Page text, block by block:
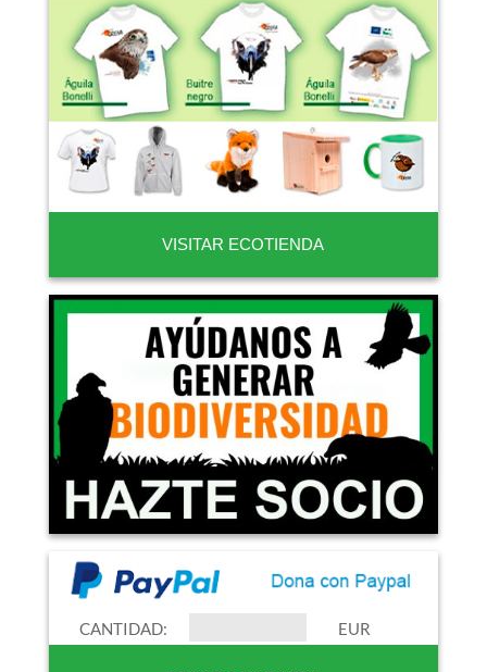
VISITAR ECOTIENDA
CANTIDAD: EUR